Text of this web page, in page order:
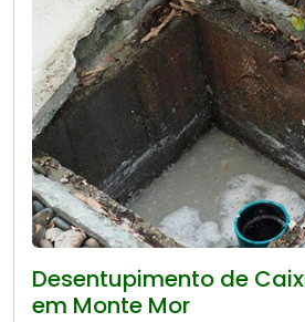
Desentupimento de
em Monte Mor